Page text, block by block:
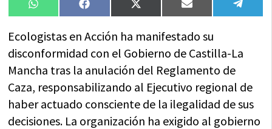
Compartir
en
WhatsAppCompartir
en
FacebookCompartir
en
X
(Twitter)
Compartir
en
Email
en
Ecologistas en Acción ha manifestado su
disconformidad con el Gobierno de Castilla-La
Mancha tras la anulación del Reglamento de
Caza, responsabilizando al Ejecutivo regional de
haber actuado consciente de la ilegalidad de sus
decisiones. La organización ha exigido al gobierno